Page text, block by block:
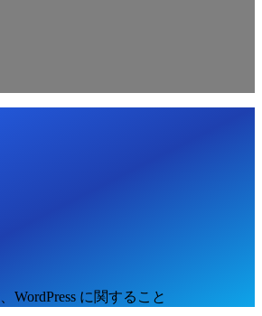
WordPress に関すること